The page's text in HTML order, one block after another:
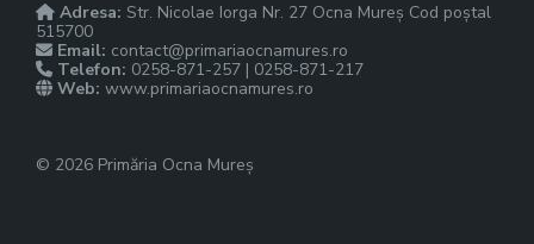
Adresa: Str. Nicolae Iorga Nr. 27 Ocna Mureș Cod poștal
515700
Email: contact@primariaocnamures.ro
Telefon: 0258-871-257 | 0258-871-217
Web: www.primariaocnamures.ro
© 2026 Primăria Ocna Mureș